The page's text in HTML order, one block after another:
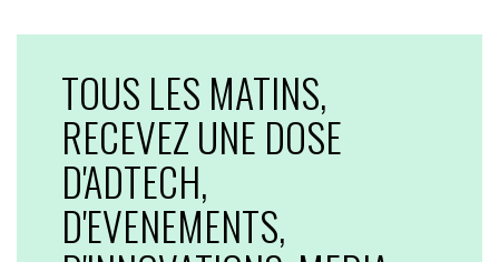
TOUS LES MATINS,
RECEVEZ UNE DOSE
D'ADTECH,
D'EVENEMENTS,